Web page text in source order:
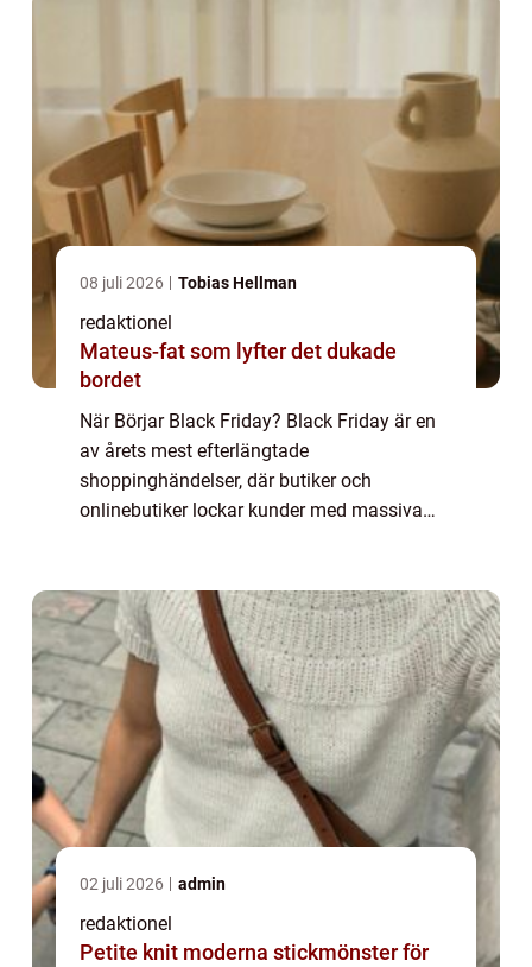
08 juli 2026 Tobias Hellman
redaktionel
Mateus-fat som lyfter det dukade
bordet
När Börjar Black Friday? Black Friday är en
av årets mest efterlängtade
shoppinghändelser, där butiker och
onlinebutiker lockar kunder med massiva
har sedan spridit sig ...
02 juli 2026 admin
redaktionel
Petite knit moderna stickmönster för